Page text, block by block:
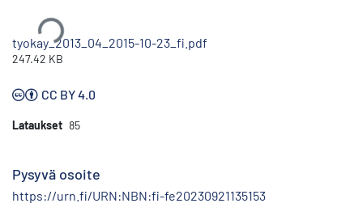
tyokay_2013_04_2015-10-23_fi.pdf
247.42 KB
CC BY 4.0
Lataukset 85
Pysyvä osoite
https://urn.fi/URN:NBN:fi-fe20230921135153